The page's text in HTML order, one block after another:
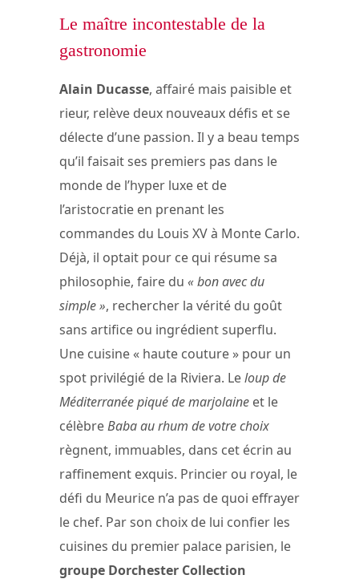
Le maître incontestable de la
gastronomie
Alain Ducasse, affairé mais paisible et
rieur, relève deux nouveaux défis et se
délecte d’une passion. Il y a beau temps
qu’il faisait ses premiers pas dans le
monde de l’hyper luxe et de
l’aristocratie en prenant les
commandes du Louis XV à Monte Carlo.
Déjà, il optait pour ce qui résume sa
philosophie, faire du « bon avec du
simple », rechercher la vérité du goût
sans artifice ou ingrédient superflu.
Une cuisine « haute couture » pour un
spot privilégié de la Riviera. Leloup de
Méditerranée piqué de marjolaine et le
célèbreBaba au rhum de votre choix
règnent, immuables, dans cet écrin au
raffinement exquis. Princier ou royal, le
défi du Meurice n’a pas de quoi effrayer
le chef. Par son choix de lui confier les
cuisines du premier palace parisien, le
groupe Dorchester Collection